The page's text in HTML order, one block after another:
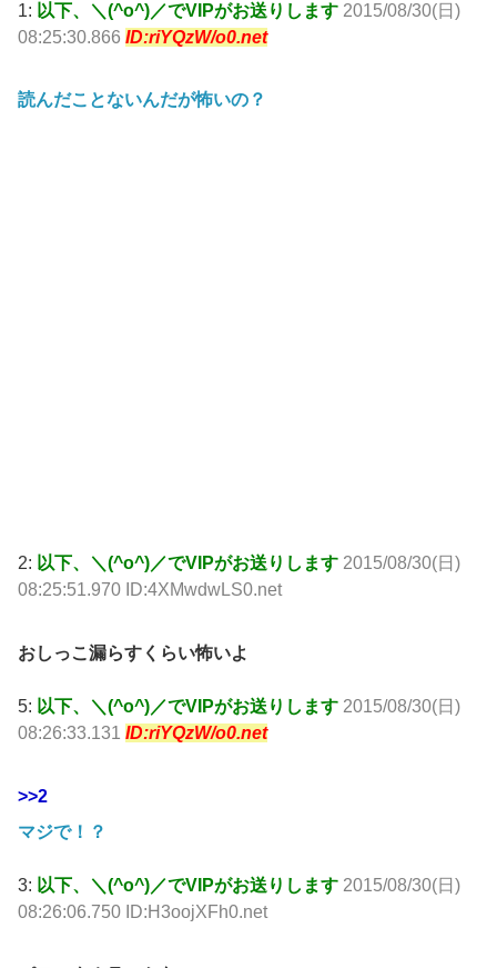
1: 以下、＼(^o^)／でVIPがお送りします 2015/08/30(日)
08:25:30.866 ID:riYQzW/o0.net
読んだことないんだが怖いの？
2: 以下、＼(^o^)／でVIPがお送りします 2015/08/30(日)
08:25:51.970 ID:4XMwdwLS0.net
おしっこ漏らすくらい怖いよ
5: 以下、＼(^o^)／でVIPがお送りします 2015/08/30(日)
08:26:33.131 ID:riYQzW/o0.net
>>2
マジで！？
3: 以下、＼(^o^)／でVIPがお送りします 2015/08/30(日)
08:26:06.750 ID:H3oojXFh0.net